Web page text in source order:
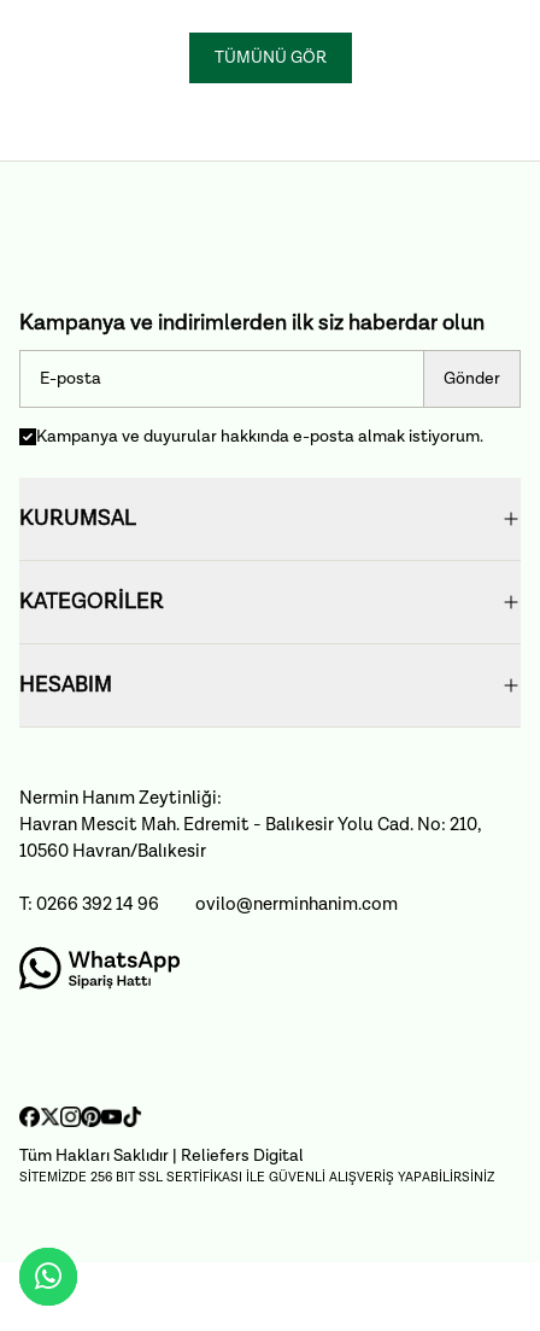
TÜMÜNÜ GÖR
Kampanya ve indirimlerden ilk siz haberdar olun
Gönder
Kampanya ve duyurular hakkında e-posta almak istiyorum.
KURUMSAL
KATEGORİLER
HESABIM
Nermin Hanım Zeytinliği:
Havran Mescit Mah. Edremit - Balıkesir Yolu Cad. No: 210,
10560 Havran/Balıkesir
T: 0266 392 14 96 ovilo@nerminhanim.com
Tüm Hakları Saklıdır | Reliefers Digital
SİTEMİZDE 256 BIT SSL SERTİFİKASI İLE GÜVENLİ ALIŞVERİŞ YAPABİLİRSİNİZ